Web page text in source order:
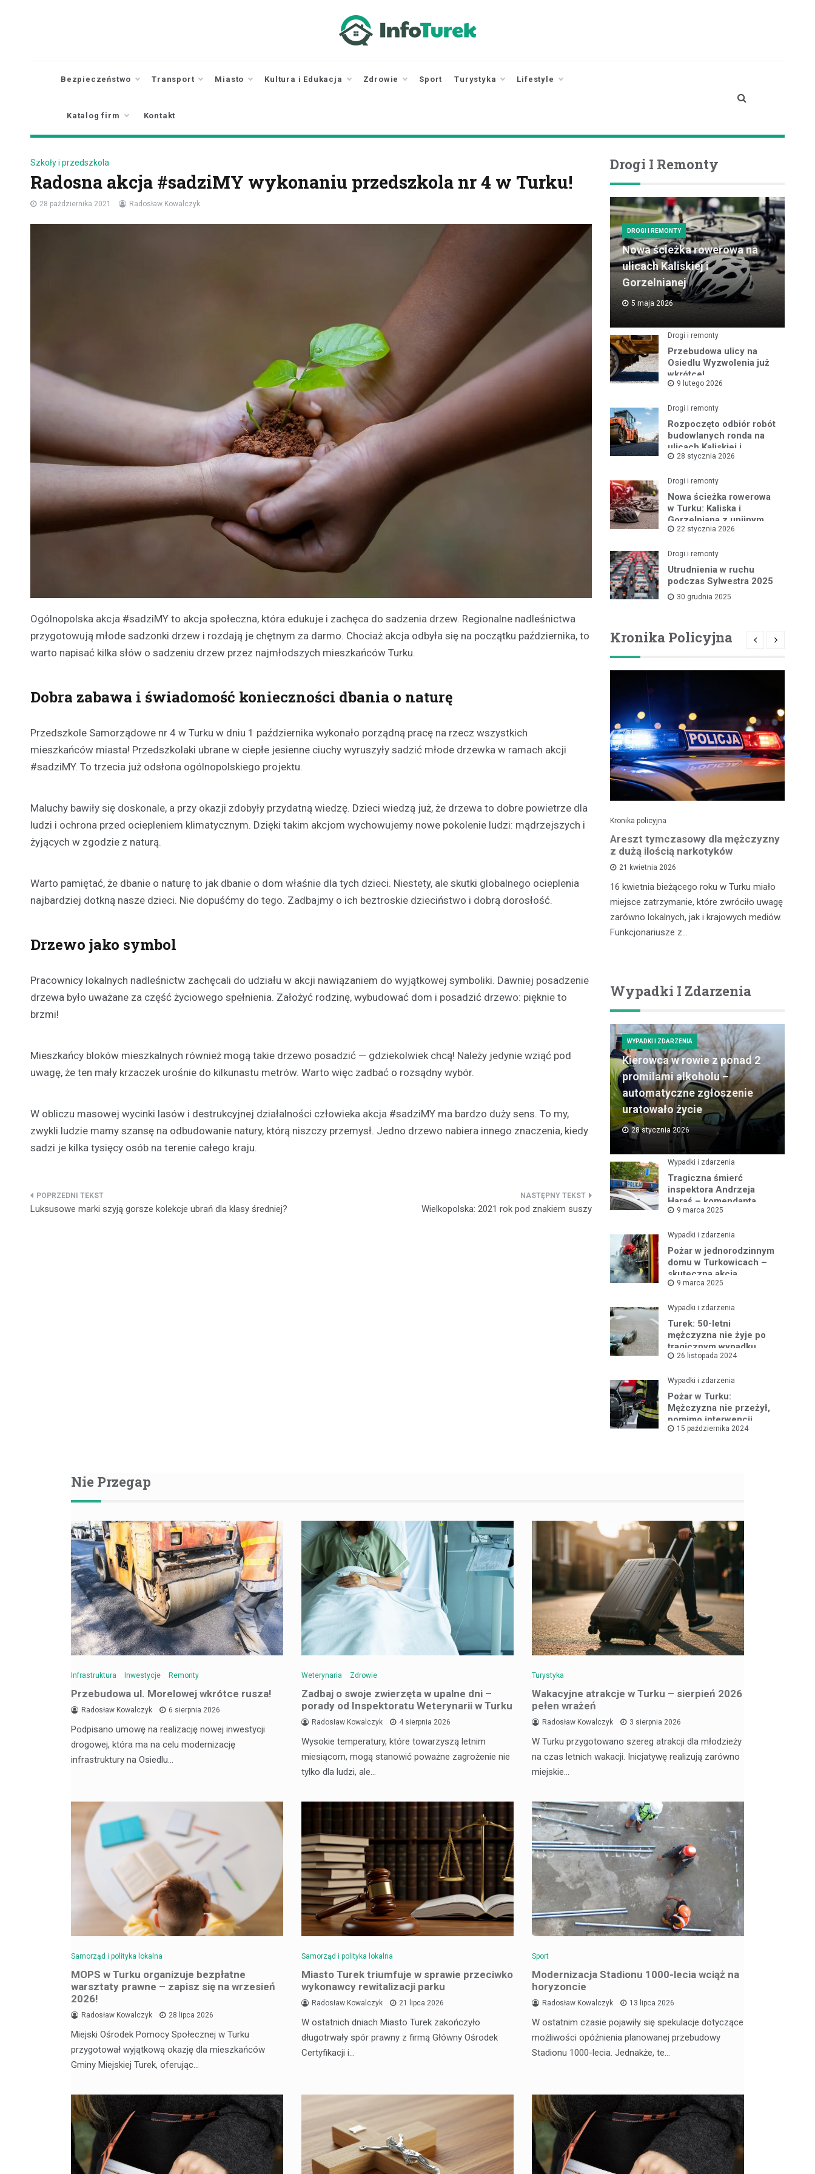
Bezpieczeństwo Transport Miasto Kultura i Edukacja Zdrowie Sport Turystyka Lifestyle
Katalog firm Kontakt
Szkoły i przedszkola
Radosna akcja #sadziMY wykonaniu przedszkola nr 4 w Turku!
28 października 2021 Radosław Kowalczyk
Ogólnopolska akcja #sadziMY to akcja społeczna, która edukuje i zachęca do sadzenia drzew. Regionalne nadleśnictwa
przygotowują młode sadzonki drzew i rozdają je chętnym za darmo. Chociaż akcja odbyła się na początku października, to
warto napisać kilka słów o sadzeniu drzew przez najmłodszych mieszkańców Turku.
Dobra zabawa i świadomość konieczności dbania o naturę
Przedszkole Samorządowe nr 4 w Turku w dniu 1 października wykonało porządną pracę na rzecz wszystkich
mieszkańców miasta! Przedszkolaki ubrane w ciepłe jesienne ciuchy wyruszyły sadzić młode drzewka w ramach akcji
#sadziMY. To trzecia już odsłona ogólnopolskiego projektu.
Maluchy bawiły się doskonale, a przy okazji zdobyły przydatną wiedzę. Dzieci wiedzą już, że drzewa to dobre powietrze dla
ludzi i ochrona przed ociepleniem klimatycznym. Dzięki takim akcjom wychowujemy nowe pokolenie ludzi: mądrzejszych i
żyjących w zgodzie z naturą.
Warto pamiętać, że dbanie o naturę to jak dbanie o dom właśnie dla tych dzieci. Niestety, ale skutki globalnego ocieplenia
najbardziej dotkną nasze dzieci. Nie dopuśćmy do tego. Zadbajmy o ich beztroskie dzieciństwo i dobrą dorosłość.
Drzewo jako symbol
Pracownicy lokalnych nadleśnictw zachęcali do udziału w akcji nawiązaniem do wyjątkowej symboliki. Dawniej posadzenie
drzewa było uważane za część życiowego spełnienia. Założyć rodzinę, wybudować dom i posadzić drzewo: pięknie to
brzmi!
Mieszkańcy bloków mieszkalnych również mogą takie drzewo posadzić — gdziekolwiek chcą! Należy jedynie wziąć pod
uwagę, że ten mały krzaczek urośnie do kilkunastu metrów. Warto więc zadbać o rozsądny wybór.
W obliczu masowej wycinki lasów i destrukcyjnej działalności człowieka akcja #sadziMY ma bardzo duży sens. To my,
zwykli ludzie mamy szansę na odbudowanie natury, którą niszczy przemysł. Jedno drzewo nabiera innego znaczenia, kiedy
sadzi je kilka tysięcy osób na terenie całego kraju.
Nawigacja
Luksusowe marki szyją gorsze kolekcje ubrań dla klasy średniej? Wielkopolska: 2021 rok pod znakiem suszy
Drogi I Remonty
DROGI I REMONTY
Nowa ścieżka rowerowa na
ulicach Kaliskiej i
Gorzelnianej
5 maja 2026
Drogi i remonty
Przebudowa ulicy na
Osiedlu Wyzwolenia już
wkrótce!
9 lutego 2026
Drogi i remonty
Rozpoczęto odbiór robót
budowlanych ronda na
ulicach Kaliskiej i
Młodych
28 stycznia 2026
Drogi i remonty
Nowa ścieżka rowerowa
w Turku: Kaliska i
Gorzelniana z unijnym
wsparciem
22 stycznia 2026
Drogi i remonty
Utrudnienia w ruchu
podczas Sylwestra 2025
30 grudnia 2025
Kronika Policyjna
Kronika policyjna
30 marca 2026
Podczas rutynowej kontroli pojazdu,
Kronika policyjna
Areszt tymczasowy dla mężczyzny
z dużą ilością narkotyków
21 kwietnia 2026
16 kwietnia bieżącego roku w Turku miało
miejsce zatrzymanie, które zwróciło uwagę
zarówno lokalnych, jak i krajowych mediów.
Funkcjonariusze z…
Wypadki I Zdarzenia
WYPADKI I ZDARZENIA
Kierowca w rowie z ponad 2
promilami alkoholu –
automatyczne zgłoszenie
uratowało życie
28 stycznia 2026
Wypadki i zdarzenia
Tragiczna śmierć
inspektora Andrzeja
Haraś – komendanta
policji w Turku po kolizji z
9 marca 2025
Wypadki i zdarzenia
Pożar w jednorodzinnym
domu w Turkowicach –
skuteczna akcja
strażaków uniemożliwiła
rozprzestrzenianie się
ognia
9 marca 2025
Wypadki i zdarzenia
Turek: 50-letni
mężczyzna nie żyje po
tragicznym wypadku
samochodowym
26 listopada 2024
Wypadki i zdarzenia
Pożar w Turku:
Mężczyzna nie przeżył,
pomimo interwencji
straży pożarnej
15 października 2024
Nie Przegap
Infrastruktura Inwestycje Remonty
Przebudowa ul. Morelowej wkrótce rusza!
Radosław Kowalczyk 6 sierpnia 2026
Podpisano umowę na realizację nowej inwestycji
drogowej, która ma na celu modernizację
infrastruktury na Osiedlu…
Weterynaria Zdrowie
Zadbaj o swoje zwierzęta w upalne dni –
porady od Inspektoratu Weterynarii w Turku
Radosław Kowalczyk 4 sierpnia 2026
Wysokie temperatury, które towarzyszą letnim
miesiącom, mogą stanowić poważne zagrożenie nie
tylko dla ludzi, ale…
Turystyka
Wakacyjne atrakcje w Turku – sierpień 2026
pełen wrażeń
Radosław Kowalczyk 3 sierpnia 2026
W Turku przygotowano szereg atrakcji dla młodzieży
na czas letnich wakacji. Inicjatywę realizują zarówno
miejskie…
Samorząd i polityka lokalna
MOPS w Turku organizuje bezpłatne
warsztaty prawne – zapisz się na wrzesień
2026!
Radosław Kowalczyk 28 lipca 2026
Miejski Ośrodek Pomocy Społecznej w Turku
przygotował wyjątkową okazję dla mieszkańców
Gminy Miejskiej Turek, oferując…
Samorząd i polityka lokalna
Miasto Turek triumfuje w sprawie przeciwko
wykonawcy rewitalizacji parku
Radosław Kowalczyk 21 lipca 2026
W ostatnich dniach Miasto Turek zakończyło
długotrwały spór prawny z firmą Główny Ośrodek
Certyfikacji i…
Sport
Modernizacja Stadionu 1000-lecia wciąż na
horyzoncie
Radosław Kowalczyk 13 lipca 2026
W ostatnim czasie pojawiły się spekulacje dotyczące
możliwości opóźnienia planowanej przebudowy
Stadionu 1000-lecia. Jednakże, te…